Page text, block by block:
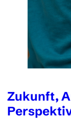
Zukunft,